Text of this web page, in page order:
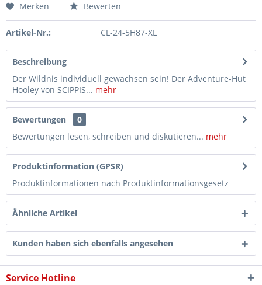
Merken Bewerten
Artikel-Nr.: CL-24-5H87-XL
Beschreibung
Der Wildnis individuell gewachsen sein! Der Adventure-Hut
Hooley von SCIPPIS... mehr
Bewertungen
0
Bewertungen lesen, schreiben und diskutieren... mehr
Produktinformation (GPSR)
Produktinformationen nach Produktinformationsgesetz
Ähnliche Artikel
Kunden haben sich ebenfalls angesehen
Service Hotline